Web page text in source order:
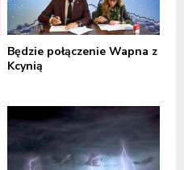
Będzie połączenie Wapna z
Kcynią